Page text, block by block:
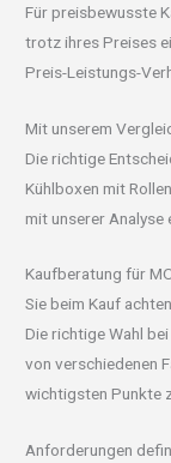
Für preisbewusste
trotz ihres Preises
Preis-Leistungs-
Mit unserem
Die richtige
Kühlboxen mit
mit unserer Analyse
Kaufberatung für
Sie beim Kauf
Die richtige Wahl
von verschiedenen
wichtigsten Punkte
Anforderungen